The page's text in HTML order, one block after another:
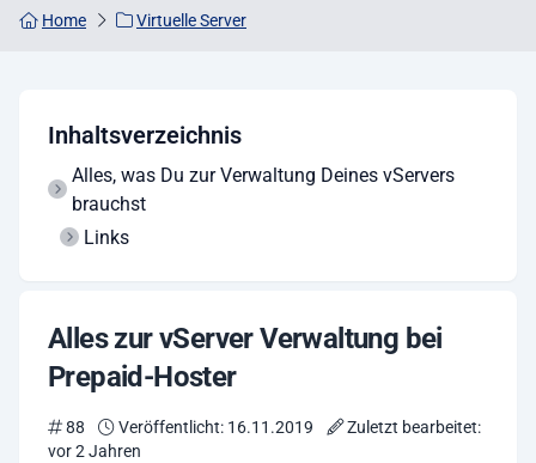
Home Virtuelle Server
Inhaltsverzeichnis
Alles, was Du zur Verwaltung Deines vServers
brauchst
Links
Alles zur vServer Verwaltung bei
Prepaid-Hoster
88 Veröffentlicht: 16.11.2019
Zuletzt bearbeitet:
vor 2 Jahren